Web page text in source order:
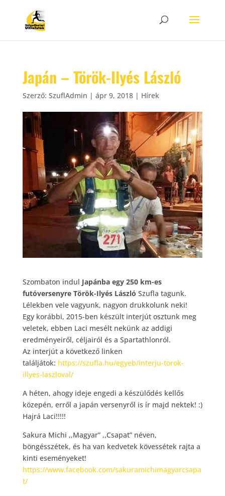
Japán – Török-Ilyés László
Szerző: SzuflAdmin | ápr 9, 2018| Hírek
Szombaton indul Japánba egy 250 km-es
futóversenyre Török-Ilyés László Szufla tagunk.
Lélekben vele vagyunk, nagyon drukkolunk neki!
Egy korábbi, 2015-ben készült interjút osztunk meg
veletek, ebben Laci mesélt nekünk az addigi
eredményeiről, céljairól és a Spartathlonról.
Az interjút a következő linken
találjátok: https://szufla.hu/egyeb/interju-torok-
illyes-laszloval/
A héten, ahogy ideje engedi a készülődés kellős
közepén, erről a japán versenyről is ír majd nektek! :)
Hajrá Laci!!!!!
Sakura Michi ,,Magyar” ,,Csapat” néven,
böngésszétek, és ha van kedvetek kövessétek rajta a
kinti eseményeket!
https://www.facebook.com/sakuramichimagyarcsapa
t/